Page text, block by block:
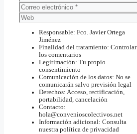
Correo
electrónico
Web
Responsable: Fco. Javier Ortega
Jiménez
Finalidad del tratamiento: Controlar
los comentarios
Legitimación: Tu propio
consentimiento
Comunicación de los datos: No se
comunicarán salvo previsión legal
Derechos: Acceso, rectificación,
portabilidad, cancelación
Contacto:
hola@convenioscolectivos.net
Información adicional: Consulta
nuestra política de privacidad